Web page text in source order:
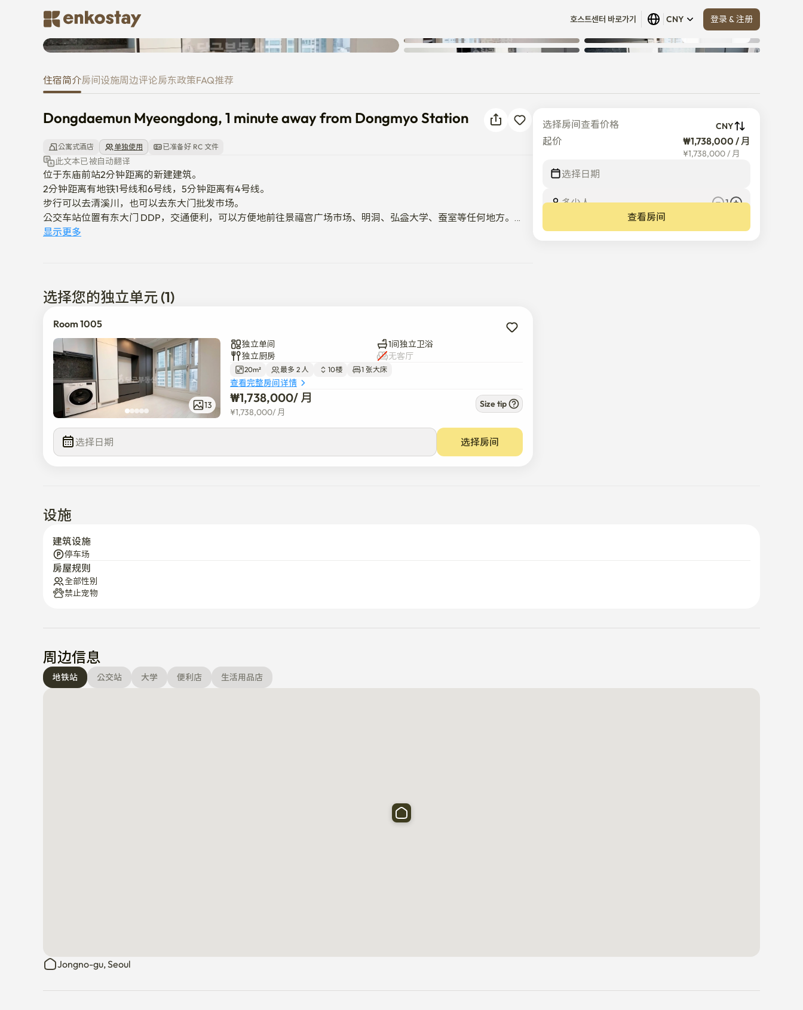
호스트센터 바로가기 CNY 登录 & 注册
Dongdaemun Myeongdong, 1 minute away from Dongmyo Station
查看全部 (24)
住宿简介房间设施周边评论房东政策FAQ推荐
Dongdaemun Myeongdong, 1 minute away from Dongmyo Station
公寓式酒店 单独使用 已准备好 RC 文件
此文本已被自动翻译
位于东庙前站2分钟距离的新建建筑。
2分钟距离有地铁1号线和6号线，5分钟距离有4号线。
步行可以去清溪川，也可以去东大门批发市场。
公交车站位置有东大门 DDP，交通便利，可以方便地前往景福宫广场市场、明洞、弘益大学、蚕室等任何地方。
宿舍很安静，隔音效果很好，附近的大学（高丽大学）。外国语大学、成均馆大学、庆熙大学。国民大学、诚信女子
宿舍可以住两个人。
宠物请咨询主人。
如果您想停车，请提前告诉我。
是收费停车。
停车场不行的话，会告诉您附近的停车场。
有电梯
周边有很多可以方便购买生活所需的所有产品的大型超市或市场便利店、洗衣房等餐厅。
宿舍前1分钟距离有地铁1号线和6号线，5分钟距离有4号线。
显示更多
选择您的独立单元 (1)
Room 1005
13
独立单间
1间独立卫浴
独立厨房
无客厅
20m² 最多 2 人 10楼 1 张大床
查看完整房间详情
₩1,738,000/ 月
¥1,738,000/ 月
Size tip
选择日期 选择房间
选择房间查看价格 CNY
起价 ₩1,738,000 / 月
¥1,738,000/ 月
选择日期
多少人
1
查看房间
设施
建筑设施
停车场
房屋规则
全部性别
禁止宠物
周边信息
地铁站 公交站 大学 便利店 生活用品店
Jongno-gu, Seoul